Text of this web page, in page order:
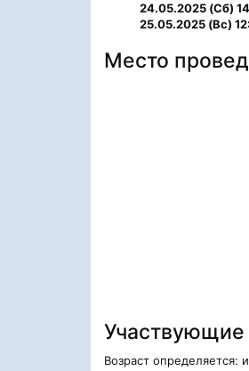
24.05.2025 (Сб)
25.05.2025 (Вс)
Место
Участвующие
Возраст определяется: